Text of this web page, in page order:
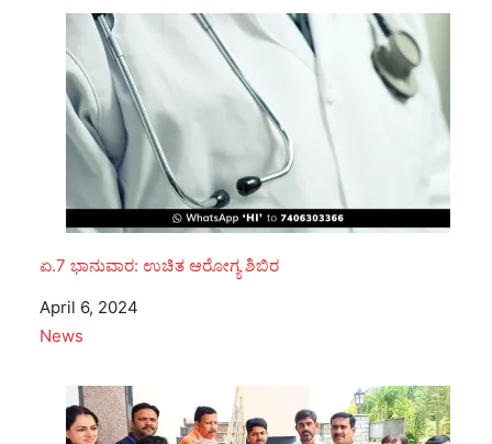
ಏ.7 ಭಾನುವಾರ: ಉಚಿತ ಆರೋಗ್ಯ ಶಿಬಿರ
Date
April 6, 2024
In relation to
News